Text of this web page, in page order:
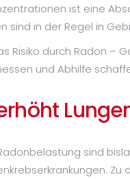
ist eine
sind in der Regel in
Risiko durch Radon –
und Abhilfe
sind